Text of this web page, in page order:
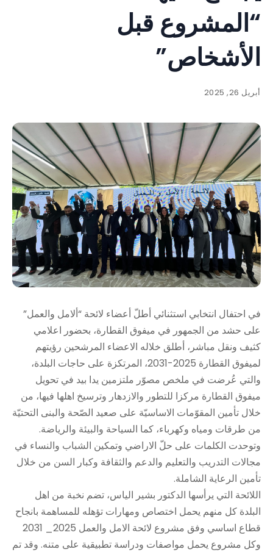
“المشروع قبل
الأشخاص”
أبريل 26, 2025
في احتفال انتخابي استثنائي أطلّ أعضاء لائحة “ألامل والعمل”
على حشد من الجمهور في ميفوق القطارة، بحضور اعلامي
كثيف ونقل مباشر، أطلق خلاله الاعضاء المرشحين رؤيتهم
لميفوق القطارة 2025-2031، المرتكزة على حاجات البلدة،
والتي عُرضت في ملخص مصوّر ملتزمين يدا بيد في تحويل
ميفوق القطارة مركزا للتطور والازدهار وترسيخ اهلها فيها، من
خلال تأمين المقوّمات الاساسيّة على صعيد الصّحة والبنى التحتيّة
من طرقات ومياه وكهرباء، كما السياحة والبيئة والرياضة.
وتوحدت الكلمات على حلّ الاراضي وتمكين الشباب والنساء في
مجالات التدريب والتعليم والدعم والثقافة وكبار السن من خلال
تأمين الرعاية الشاملة.
اللائحة التي يرأسها الدكتور بشير الياس، تضم نخبة من اهل
البلدة كل منهم يحمل اختصاص ومهارات تؤهله للمساهمة بانجاح
قطاع اساسي وفق مشروع لائحة الامل والعمل 2025_ 2031
وكل مشروع يحمل مواصفات ودراسة تطبيقية على متنه. وقد تم